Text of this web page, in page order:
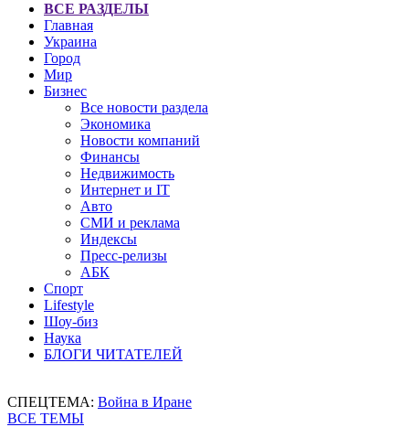
ВСЕ РАЗДЕЛЫ
Главная
Украина
Город
Мир
Бизнес
Все новости раздела
Экономика
Новости компаний
Финансы
Недвижимость
Интернет и IT
Авто
СМИ и реклама
Индексы
Пресс-релизы
АБК
Спорт
Lifestyle
Шоу-биз
Наука
БЛОГИ ЧИТАТЕЛЕЙ
СПЕЦТЕМА: Война в Иране
ВСЕ ТЕМЫ